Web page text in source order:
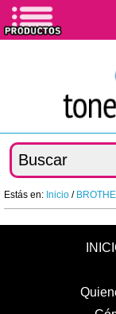
Estás en: Inicio /